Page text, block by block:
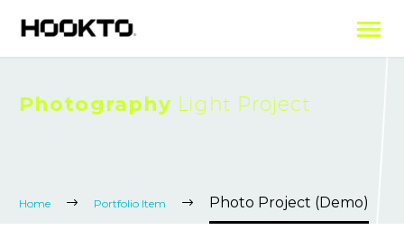
Photography Light Project
Home Portfolio Item Photo Project (Demo)